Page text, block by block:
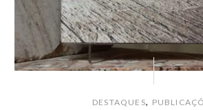
DESTAQUES,